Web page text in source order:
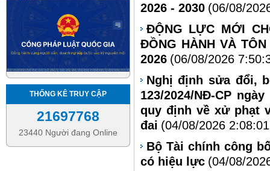
THỐNG KÊ TRUY CẬP
21697768
23440 Người đang Online
2026 - 2030 (06/08/
ĐỘNG LỰC MỚI
ĐỒNG HÀNH VÀ
2026 (06/08/2026
Nghị định sửa đổi,
123/2024/NĐ-CP
quy định về xử phạt
đai (04/08/2026
Bộ Tài chính công
có hiệu lực (04/08/